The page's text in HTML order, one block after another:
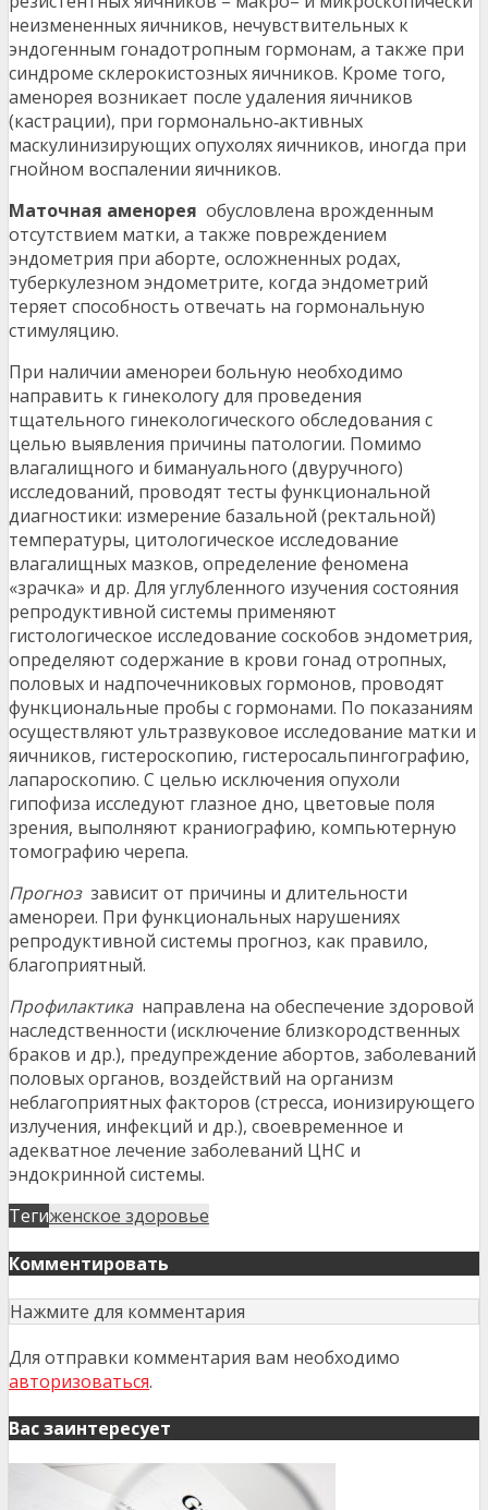
неизмененных яичников, нечувствительных к
эндогенным гонадотропным гормонам, а также при
синдроме склерокистозных яичников. Кроме того,
аменорея возникает после удаления яичников
(кастрации), при гормонально‑активных
маскулинизирующих опухолях яичников, иногда при
гнойном воспалении яичников.
Маточная аменорея обусловлена врожденным
отсутствием матки, а также повреждением
эндометрия при аборте, осложненных родах,
туберкулезном эндометрите, когда эндометрий
теряет способность отвечать на гормональную
стимуляцию.
При наличии аменореи больную необходимо
направить к гинекологу для проведения
тщательного гинекологического обследования с
целью выявления причины патологии. Помимо
влагалищного и бимануального (двуручного)
исследований, проводят тесты функциональной
диагностики: измерение базальной (ректальной)
температуры, цитологическое исследование
влагалищных мазков, определение феномена
«зрачка» и др. Для углубленного изучения состояния
репродуктивной системы применяют
гистологическое исследование соскобов эндометрия,
определяют содержание в крови гонад отропных,
половых и надпочечниковых гормонов, проводят
функциональные пробы с гормонами. По показаниям
осуществляют ультразвуковое исследование матки и
яичников, гистероскопию, гистеросальпингографию,
лапароскопию. С целью исключения опухоли
гипофиза исследуют глазное дно, цветовые поля
зрения, выполняют краниографию, компьютерную
томографию черепа.
Прогноззависит от причины и длительности
аменореи. При функциональных нарушениях
репродуктивной системы прогноз, как правило,
благоприятный.
Профилактика направлена на обеспечение здоровой
наследственности (исключение близкородственных
браков и др.), предупреждение абортов, заболеваний
половых органов, воздействий на организм
неблагоприятных факторов (стресса, ионизирующего
излучения, инфекций и др.), своевременное и
адекватное лечение заболеваний ЦНС и
эндокринной системы.
Тегиженское здоровье
Комментировать
Нажмите для комментария
Для отправки комментария вам необходимо
авторизоваться.
Вас заинтересует